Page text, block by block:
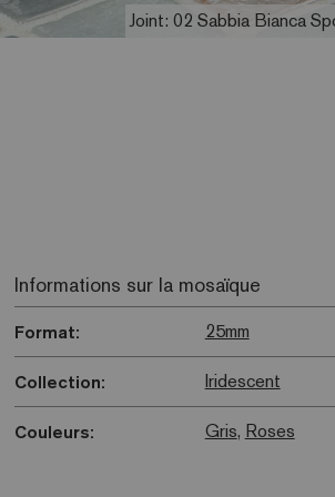
Joint: 02 Sabbia Bianca
Informations sur la mosaïque
Format: 25mm
Collection: Iridescent
Couleurs: Gris, Roses